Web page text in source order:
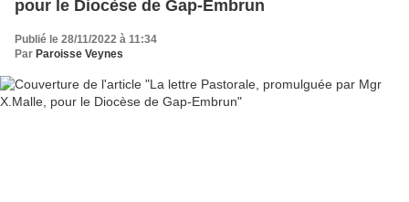
pour le Diocèse de Gap-Embrun
Publié le 28/11/2022 à 11:34
Par Paroisse Veynes